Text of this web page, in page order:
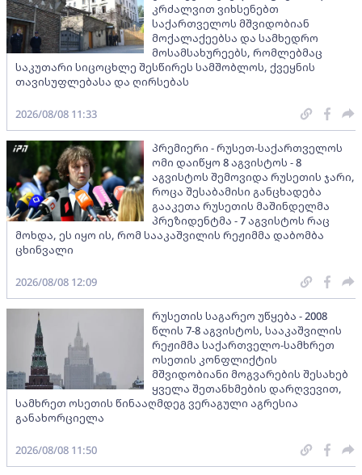
კრძალვით ვიხსენებთ
საქართველოს მშვიდობიან
მოქალაქეებსა და სამხედრო
მოსამსახურეებს, რომლებმაც
საკუთარი სიცოცხლე შესწირეს სამშობლოს, ქვეყნის
თავისუფლებასა და ღირსებას
2026/08/08 11:33
პრემიერი - რუსეთ-საქართველოს
ომი დაიწყო 8 აგვისტოს - 8
აგვისტოს შემოვიდა რუსეთის ჯარი,
როცა შესაბამისი განცხადება
გააკეთა რუსეთის მაშინდელმა
პრეზიდენტმა - 7 აგვისტოს რაც
მოხდა, ეს იყო ის, რომ სააკაშვილის რეჟიმმა დაბომბა
ცხინვალი
2026/08/08 12:09
რუსეთის საგარეო უწყება - 2008
წლის 7-8 აგვისტოს, სააკაშვილის
რეჟიმმა საქართველო-სამხრეთ
ოსეთის კონფლიქტის
მშვიდობიანი მოგვარების შესახებ
ყველა შეთანხმების დარღვევით,
სამხრეთ ოსეთის წინააღმდეგ ვერაგული აგრესია
განახორციელა
2026/08/08 11:50